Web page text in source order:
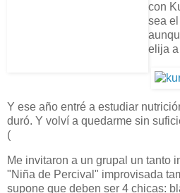
con
sea
elija
Y ese año entré a estudiar
duró. Y volví a quedarme sin
(
Me invitaron a un grupal un tanto
"Niña de Percival" improvisada
supone que deben ser 4 chicas: